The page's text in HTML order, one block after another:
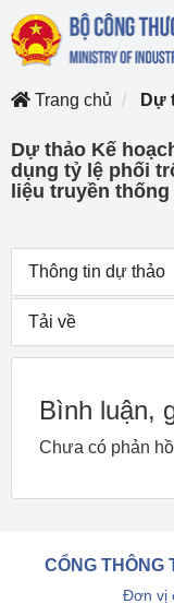
Trang chủ
Dự
Dự thảo Kế
dụng tỷ lệ phối
liệu truyền
Thông tin dự thảo
Tải về
Bình luận,
Chưa có phản
CỔNG THÔNG
Đơn vị